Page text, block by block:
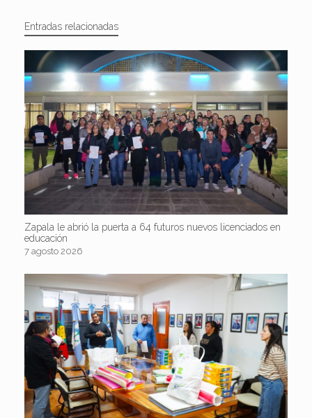
Entradas relacionadas
Zapala le abrió la puerta a 64 futuros nuevos licenciados en
educación
7 agosto 2026